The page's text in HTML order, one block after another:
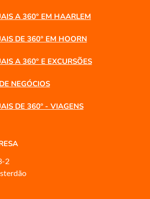
A 360° EM HAARLEM
DE 360° EM HOORN
A 360° E EXCURSÕES
NEGÓCIOS
DE 360º - VIAGENS
2